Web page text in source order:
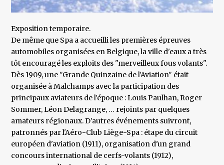
Exposition temporaire.
De même que Spa a accueilli les premières épreuves
automobiles organisées en Belgique, la ville d'eaux a très
tôt encouragé les exploits des "merveilleux fous volants".
Dès 1909, une "Grande Quinzaine de l'Aviation" était
organisée à Malchamps avec la participation des
principaux aviateurs de l'époque : Louis Paulhan, Roger
Sommer, Léon Delagrange, … rejoints par quelques
amateurs régionaux. D'autres événements suivront,
patronnés par l'Aéro-Club Liège-Spa : étape du circuit
européen d'aviation (1911), organisation d'un grand
concours international de cerfs-volants (1912),